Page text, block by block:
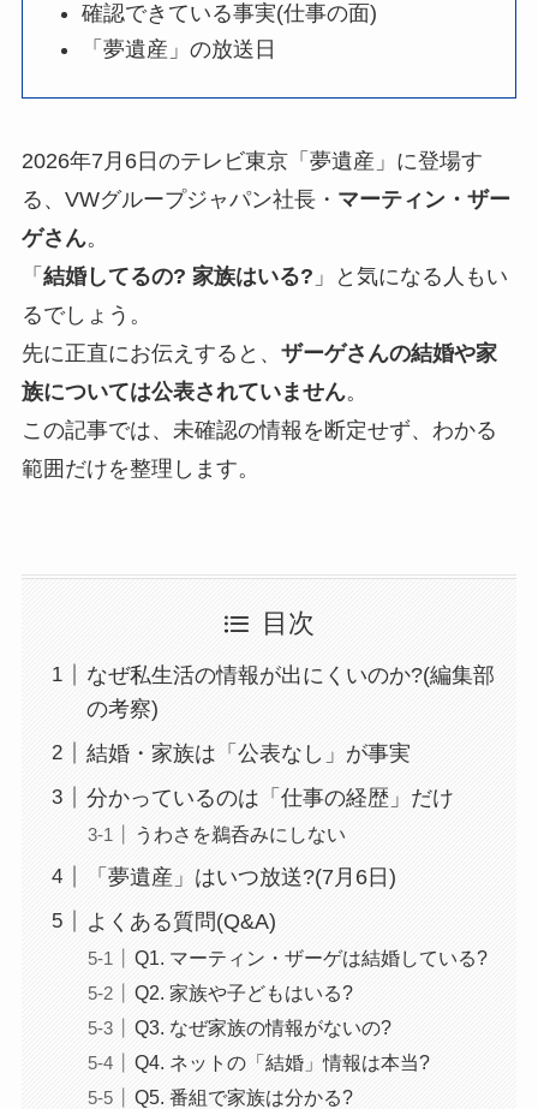
確認できている事実(仕事の面)
「夢遺産」の放送日
2026年7月6日のテレビ東京「夢遺産」に登場す
る、VWグループジャパン社長・ マーティン・ザー
ゲさん。
「 結婚してるの? 家族はいる? 」と気になる人もい
るでしょう。
先に正直にお伝えすると、 ザーゲさんの結婚や家
族については公表されていません。
この記事では、未確認の情報を断定せず、わかる
範囲だけを整理します。
目次
なぜ私生活の情報が出にくいのか?(編集部
の考察)
結婚・家族は「公表なし」が事実
分かっているのは「仕事の経歴」だけ
うわさを鵜呑みにしない
「夢遺産」はいつ放送?(7月6日)
よくある質問(Q&A)
Q1. マーティン・ザーゲは結婚している?
Q2. 家族や子どもはいる?
Q3. なぜ家族の情報がないの?
Q4. ネットの「結婚」情報は本当?
Q5. 番組で家族は分かる?